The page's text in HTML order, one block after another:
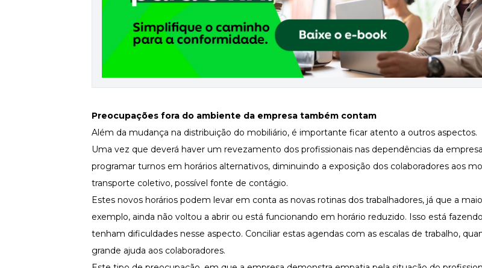
Preocupações fora do ambiente da empresa também contam
Além da mudança na distribuição do mobiliário, é importante ficar atento a outros aspectos.
Uma vez que deverá haver um revezamento dos profissionais nas dependências da
programar turnos em horários alternativos, diminuindo a exposição dos colaboradores aos
transporte coletivo, possível fonte de contágio.
Estes novos horários podem levar em conta as novas rotinas dos trabalhadores, já que a
exemplo, ainda não voltou a abrir ou está funcionando em horário reduzido. Isso está
tenham dificuldades nesse aspecto. Conciliar estas agendas com as escalas de trabalho,
grande ajuda aos colaboradores.